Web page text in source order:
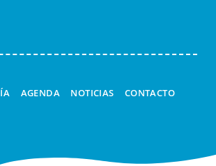
AGENDA NOTICIAS CONTACTO